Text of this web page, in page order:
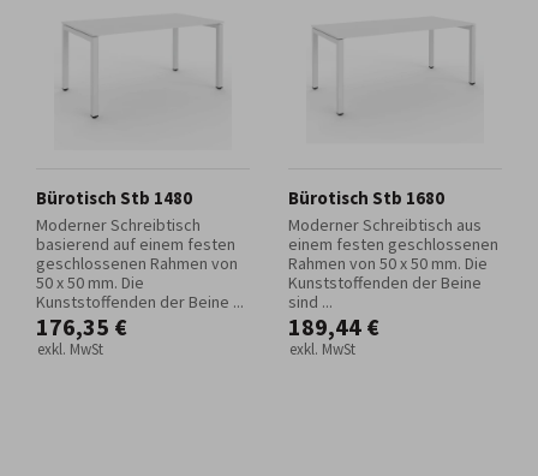
Bürotisch Stb 1480
Moderner Schreibtisch
basierend auf einem festen
geschlossenen Rahmen von
50 x 50 mm. Die
Kunststoffenden der Beine ...
176,35 €
exkl. MwSt
Bürotisch Stb 1680
Moderner Schreibtisch aus
einem festen geschlossenen
Rahmen von 50 x 50 mm. Die
Kunststoffenden der Beine
sind ...
189,44 €
exkl. MwSt